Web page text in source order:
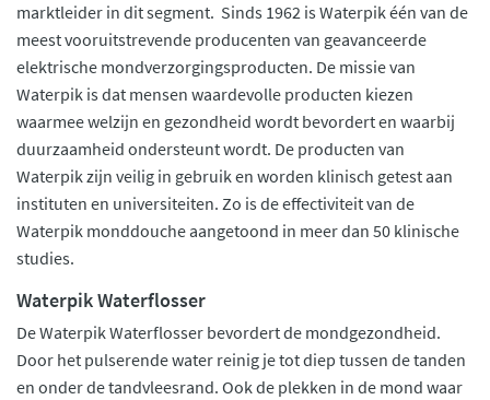
marktleider in dit segment. Sinds 1962 is Waterpik één van de
meest vooruitstrevende producenten van geavanceerde
elektrische mondverzorgingsproducten. De missie van
Waterpik is dat mensen waardevolle producten kiezen
waarmee welzijn en gezondheid wordt bevordert en waarbij
duurzaamheid ondersteunt wordt. De producten van
Waterpik zijn veilig in gebruik en worden klinisch getest aan
instituten en universiteiten. Zo is de effectiviteit van de
Waterpik monddouche aangetoond in meer dan 50 klinische
studies.
Waterpik Waterflosser
De Waterpik Waterflosser bevordert de mondgezondheid.
Door het pulserende water reinig je tot diep tussen de tanden
en onder de tandvleesrand. Ook de plekken in de mond waar